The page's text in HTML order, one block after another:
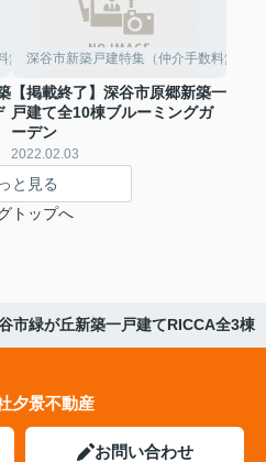
無料）深谷市新築戸建特集（仲介手数料無料）
【掲載終了】深谷市原郷新築一
戸建て全10棟ブルーミングガ
ーデン
2022.02.03
と見る
トップへ
市緑が丘新築一戸建てRICCA全3棟
夕景不動産
お問い合わせ